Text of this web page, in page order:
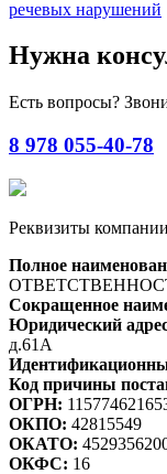
речевых нарушений
Нужна
Есть вопросы?
8 978 055-40-78
Реквизиты
Полное
Сокращенное
Юридический
д.61А
Код причины
ОГРН:
ОКПО: 42815549
ОКАТО:
ОКФС: 16